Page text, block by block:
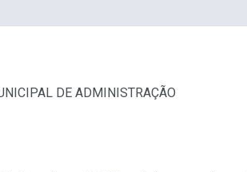
DE ADMINISTRAÇÃO